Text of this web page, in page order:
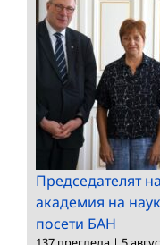
Председателят
академия на
посети БАН